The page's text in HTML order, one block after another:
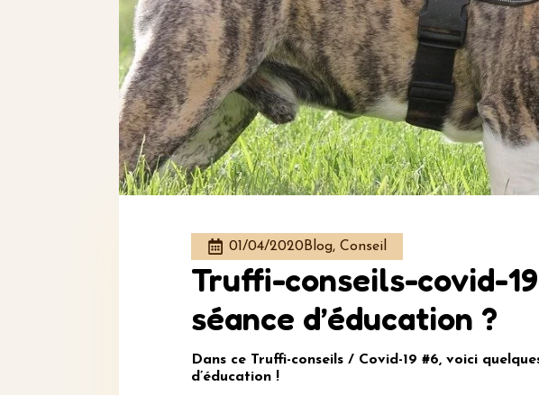
01/04/2020 Blog, Conseil
Truffi-conseils-covid-
séance d’éducation ?
Dans ce Truffi-conseils / Covid-19 #6, voici
d’éducation !